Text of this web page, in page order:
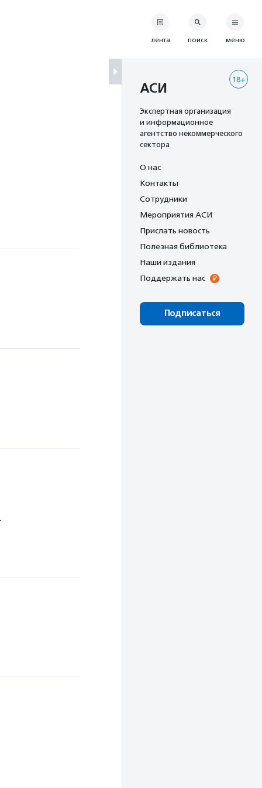
лента поиск меню
18+
АСИ
Экспертная организация
и информационное
агентство некоммерческого
сектора
О нас
Контакты
Сотрудники
Мероприятия АСИ
Прислать новость
Полезная библиотека
Наши издания
Поддержать нас
Подписаться